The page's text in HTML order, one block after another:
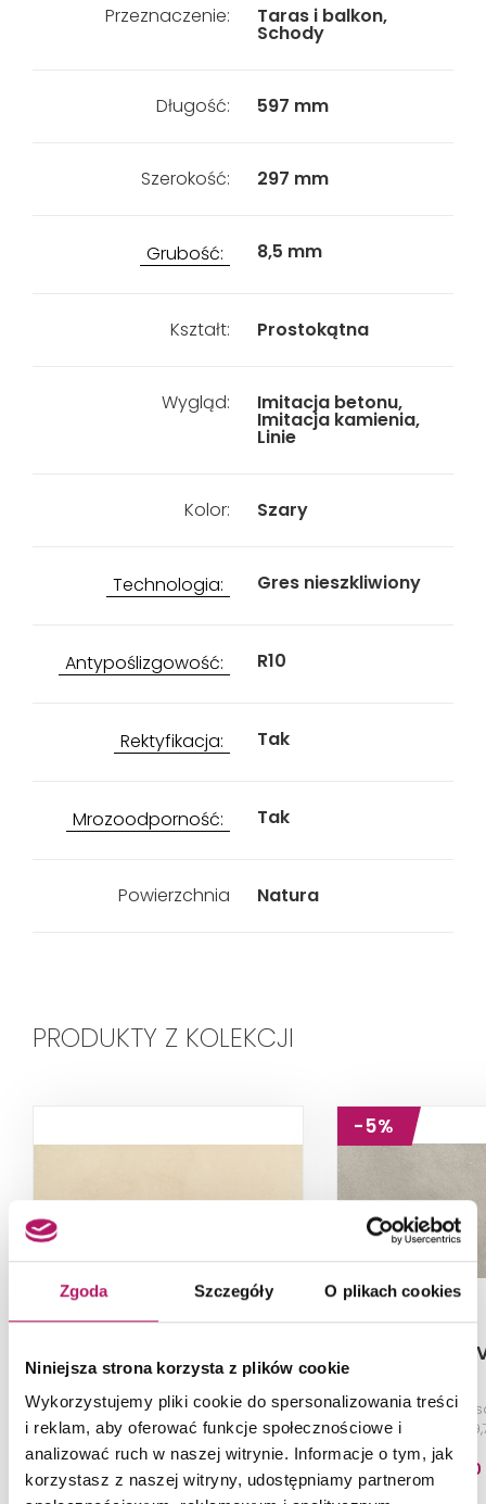
Zgoda Szczegóły O plikach cookies
Niniejsza strona korzysta z plików cookie
Wykorzystujemy pliki cookie do spersonalizowania treści
i reklam, aby oferować funkcje społecznościowe i
analizować ruch w naszej witrynie. Informacje o tym, jak
korzystasz z naszej witryny, udostępniamy partnerom
Przeznaczenie: Taras i balkon,
Schody
Długość: 597 mm
Szerokość: 297 mm
Grubość: 8,5 mm
Kształt: Prostokątna
Wygląd: Imitacja betonu,
Imitacja kamienia,
Linie
Kolor: Szary
Technologia: Gres nieszkliwiony
Antypoślizgowość: R10
Rektyfikacja: Tak
Mrozoodporność: Tak
Powierzchnia Natura
PRODUKTY Z KOLEKCJI
Płytka uniwersalna, natura,
59,7x119,7 cm
-5%
Nowa Gala
Płytka
199,70